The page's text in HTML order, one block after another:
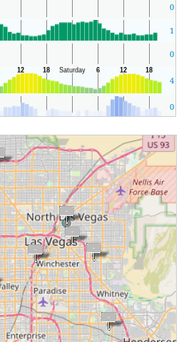
0
1
0
4
0